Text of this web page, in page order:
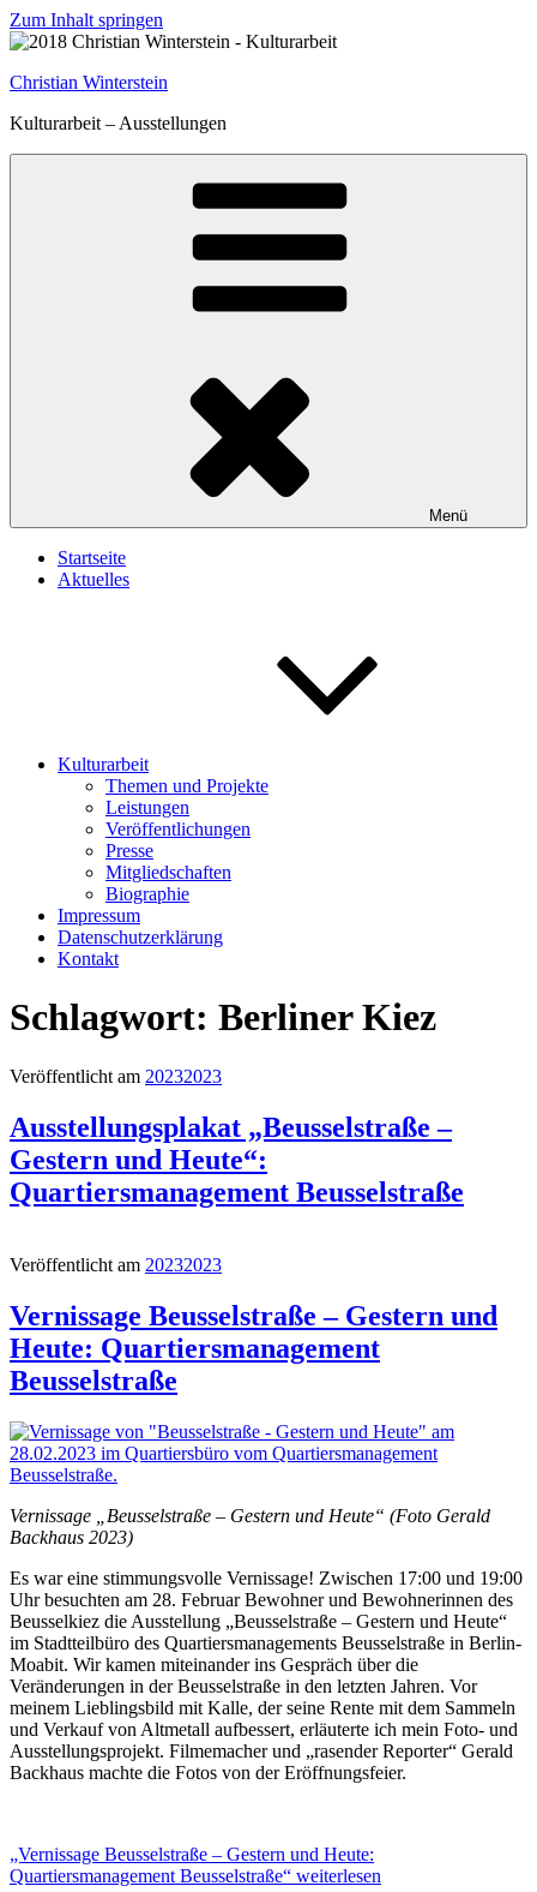
Zum Inhalt springen
Christian Winterstein
Kulturarbeit – Ausstellungen
Menü
Startseite
Aktuelles
Kulturarbeit
Themen und Projekte
Leistungen
Veröffentlichungen
Presse
Mitgliedschaften
Biographie
Impressum
Datenschutzerklärung
Kontakt
Schlagwort: Berliner Kiez
Veröffentlicht am 20232023
Ausstellungsplakat „Beusselstraße –
Gestern und Heute“:
Quartiersmanagement Beusselstraße
Veröffentlicht am 20232023
Vernissage Beusselstraße – Gestern und
Heute: Quartiersmanagement
Beusselstraße
Vernissage „Beusselstraße – Gestern und Heute“ (Foto Gerald
Backhaus 2023)
Es war eine stimmungsvolle Vernissage! Zwischen 17:00 und 19:00
Uhr besuchten am 28. Februar Bewohner und Bewohnerinnen des
Beusselkiez die Ausstellung „Beusselstraße – Gestern und Heute“
im Stadtteilbüro des Quartiersmanagements Beusselstraße in Berlin-
Moabit. Wir kamen miteinander ins Gespräch über die
Veränderungen in der Beusselstraße in den letzten Jahren. Vor
meinem Lieblingsbild mit Kalle, der seine Rente mit dem Sammeln
und Verkauf von Altmetall aufbessert, erläuterte ich mein Foto- und
Ausstellungsprojekt. Filmemacher und „rasender Reporter“ Gerald
Backhaus machte die Fotos von der Eröffnungsfeier.
„Vernissage Beusselstraße – Gestern und Heute:
Quartiersmanagement Beusselstraße“ weiterlesen